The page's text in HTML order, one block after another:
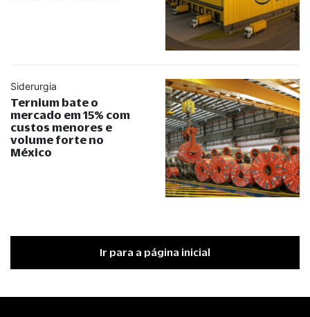
Siderurgia
Ternium bate o
mercado em 15% com
custos menores e
volume forte no
México
Ir para a página inicial